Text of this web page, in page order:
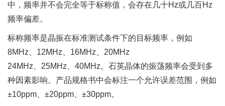
中，频率并不会完全等于标称值，会存在几十Hz或几百Hz
频率偏差。
标称频率是晶振在标准测试条件下的目标频率，例如
8MHz、12MHz、16MHz、20MHz
24MHz、25MHz、40MHz。石英晶体的振荡频率会受到多
种因素影响。产品规格书中会标注一个允许误差范围，例如
±10ppm、±20ppm、±30ppm。